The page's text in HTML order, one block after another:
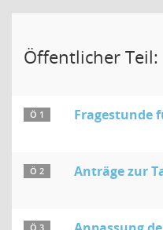
Öffentlicher Teil:
Ö 1 Fragestunde
Ö 2 Anträge zur
Ö 3